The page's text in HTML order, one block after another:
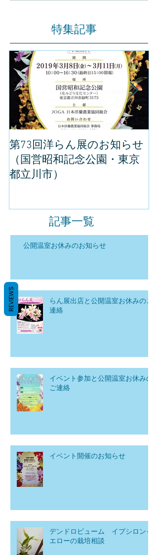
特集記事
第73回洋らん展のお知らせ
（国営昭和記念公園・東京
都立川市）
記事一覧
公開温室お休みのお知らせ
らん展出店と公開温室お休みのご
連絡
イベント参加と公開温室お休みの
ご連絡
イベント開催のお知らせ
デンドロビューム イプシロンイ
エローの栽培相談
REVIEWS